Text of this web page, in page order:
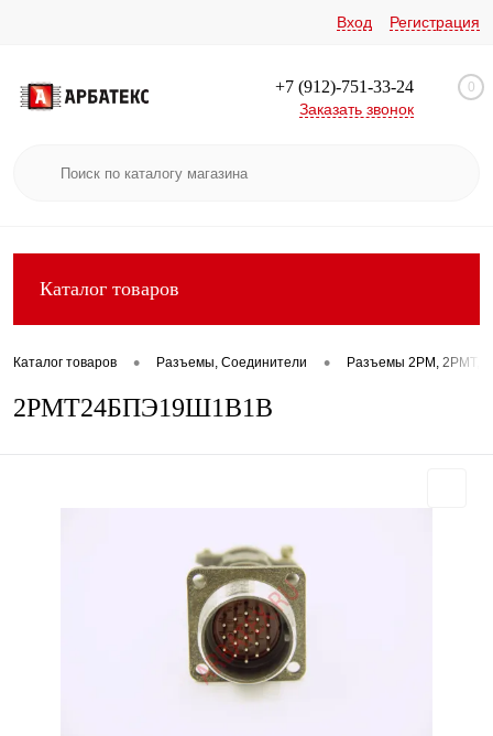
Вход Регистрация
+7 (912)-751-33-24
Заказать звонок
0
Каталог товаров
Каталог товаров • Разъемы, Соединители • Разъемы 2РМ, 2РМТ,
2РМТ24БПЭ19Ш1В1В